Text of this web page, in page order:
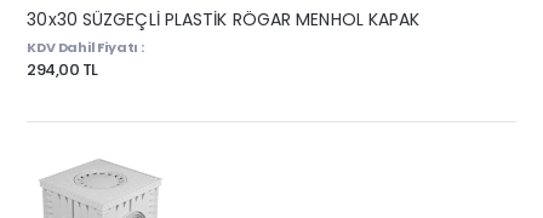
30x30 SÜZGEÇLİ PLASTİK RÖGAR MENHOL KAPAK
KDV Dahil Fiyatı :
294,00 TL